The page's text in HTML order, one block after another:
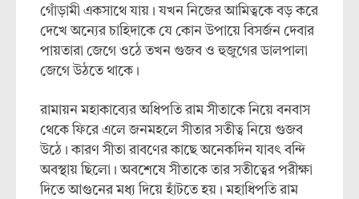
গোঁড়ামী একসাথে যায়। যখন নিজের আমিত্বকে বড় করে
দেখে অন্যের চাহিদাকে যে কোন উপায়ে বিসর্জন দেবার
পায়তারা জেগে ওঠে তখন গুজব ও হুজুগের ডালপালা
জেগে উঠতে থাকে।
রামায়ন মহাকাব্যের অধিপতি রাম সীতাকে নিয়ে বনবাস
থেকে ফিরে এলে জনমহলে সীতার সতীত্ব নিয়ে গুজব
উঠে। কারণ সীতা রাবণের কাছে অনেকদিন যাবৎ বন্দি
অবস্থায় ছিলো। অবশেষে সীতাকে তার সতীত্বের পরীক্ষা
দিতে আগুনের মধ্য দিয়ে হাঁটতে হয়। মহাধিপতি রাম